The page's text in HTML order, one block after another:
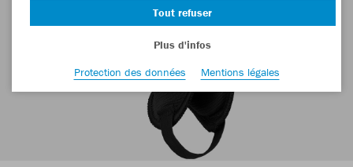
Tout refuser
Plus d'infos
Protection des données
Mentions légales